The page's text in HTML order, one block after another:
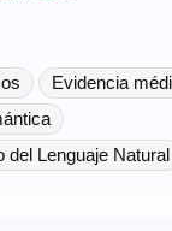
Evidencia
del Lenguaje Natural